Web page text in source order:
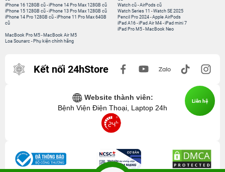
iPhone 16 128GB cũ -iPhone 14 Pro Max 128GB cũ
iPhone 15 128GB cũ -iPhone 13 Pro Max 128GB cũ
iPhone 14 Pro 128GB cũ -iPhone 11 Pro Max 64GB
cũ
Watch cũ -AirPods cũ
Watch Series 11 -Watch SE 2025
Pencil Pro 2024 -Apple AirPods
iPad A16 -iPad Air M4 -iPad mini 7
iPad Pro M5 - MacBook Neo
MacBook Pro M5 - MacBook Air M5
Loa Sounarc - Phụ kiện chính hãng
Kết nối 24hStore
Website thành viên:
Bệnh Viện Điện Thoại, Laptop 24h
Liên hệ